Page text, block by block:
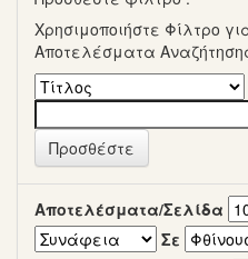
Χρησιμοποιήστε Φίλτρο
Αποτελέσματα
Αποτελέσματα/Σελίδα
Σε